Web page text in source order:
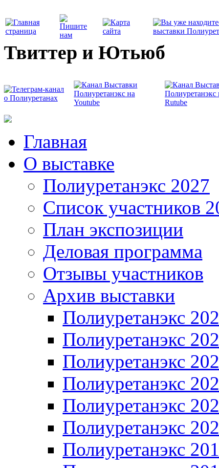
Твиттер и Ютьюб
Главная
О выставке
Полиуретанэкс 2027
Список участников
План экспозиции
Деловая программа
Отзывы участников
Архив выставки
Полиуретанэкс
Полиуретанэкс
Полиуретанэкс
Полиуретанэкс
Полиуретанэкс
Полиуретанэкс
Полиуретанэкс